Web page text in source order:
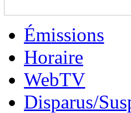
Émissions
Horaire
WebTV
Disparus/